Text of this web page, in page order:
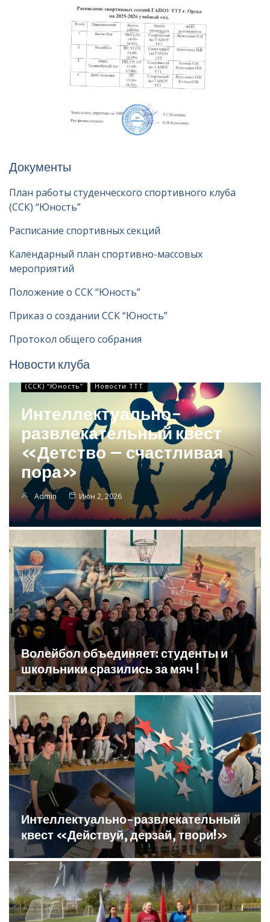
Документы
План работы студенческого спортивного клуба
(ССК) “Юность”
Расписание спортивных секций
Календарный план спортивно-массовых
мероприятий
Положение о ССК “Юность”
Приказ о создании ССК “Юность”
Протокол общего собрания
Новости клуба
(ССК) “Юность” Новости ТТТ
Интеллектуально-
развлекательный квест
«Детство – счастливая
пора»
Admin Июн 2, 2026
Волейбол объединяет: студенты и
школьники сразились за мяч !
Интеллектуально-развлекательный
квест «Действуй, дерзай, твори!»